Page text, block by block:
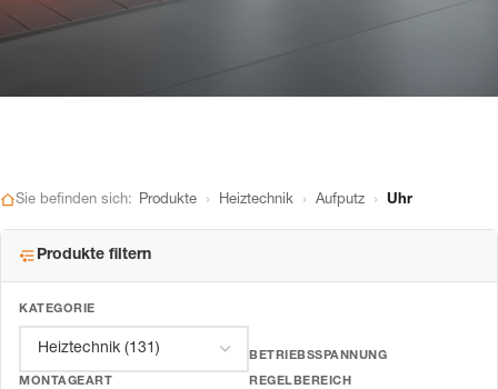
Sie befinden sich: Produkte › Heiztechnik › Aufputz › Uhr
Produkte filtern
KATEGORIE
BETRIEBSSPANNUNG
MONTAGEART REGELBEREICH